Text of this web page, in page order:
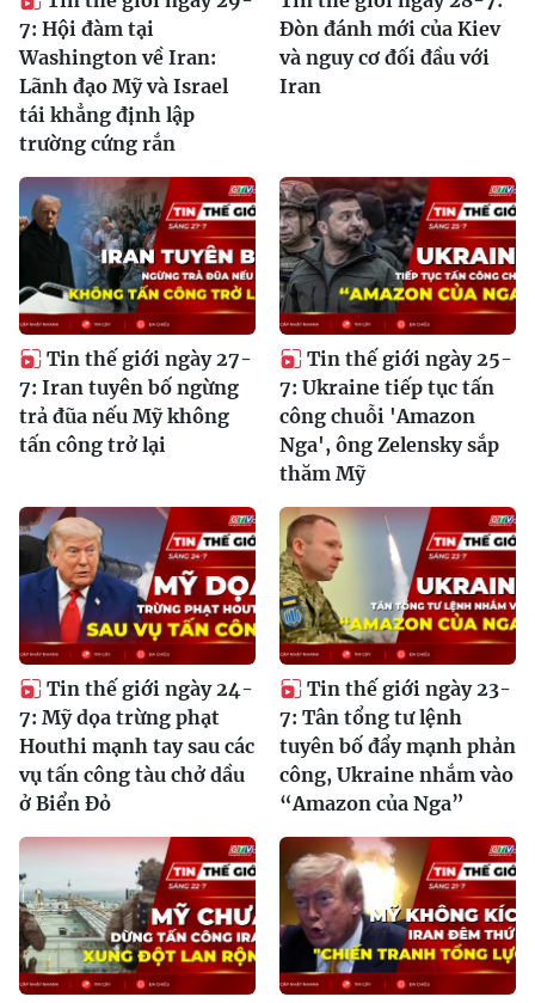
7: Hội đàm tại
Washington về Iran:
Lãnh đạo Mỹ và Israel
tái khẳng định lập
trường cứng rắn
Đòn đánh mới của Kiev
và nguy cơ đối đầu với
Iran
Tin thế giới ngày 27-
7: Iran tuyên bố ngừng
trả đũa nếu Mỹ không
tấn công trở lại
Tin thế giới ngày 25-
7: Ukraine tiếp tục tấn
công chuỗi 'Amazon
Nga', ông Zelensky sắp
thăm Mỹ
Tin thế giới ngày 24-
7: Mỹ dọa trừng phạt
Houthi mạnh tay sau các
vụ tấn công tàu chở dầu
ở Biển Đỏ
Tin thế giới ngày 23-
7: Tân tổng tư lệnh
tuyên bố đẩy mạnh phản
công, Ukraine nhắm vào
“Amazon của Nga”